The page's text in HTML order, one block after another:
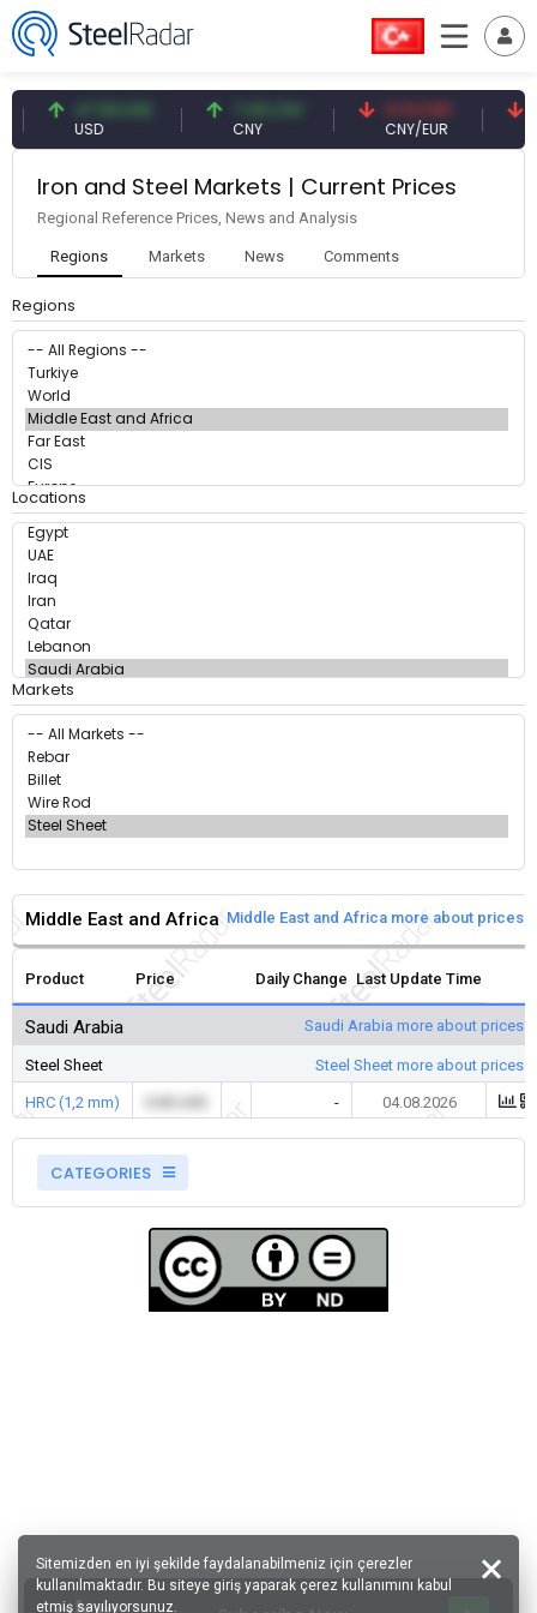
USD CNY
0.13 CNY
CNY/EUR
Iron and Steel Markets | Current Prices
Regional Reference Prices, News and Analysis
Regions Markets News Comments
Regions
Locations
Markets
Middle East and Africa Middle East and Africa more about prices
Product Price Daily Change Last Update Time
Saudi Arabia Saudi Arabia more about prices
Steel Sheet Steel Sheet more about prices
HRC (1,2 mm) - 04.08.2026
CATEGORIES
Sitemizden en iyi şekilde faydalanabilmeniz için çerezler
kullanılmaktadır. Bu siteye giriş yaparak çerez kullanımını kabul
etmiş sayılıyorsunuz.